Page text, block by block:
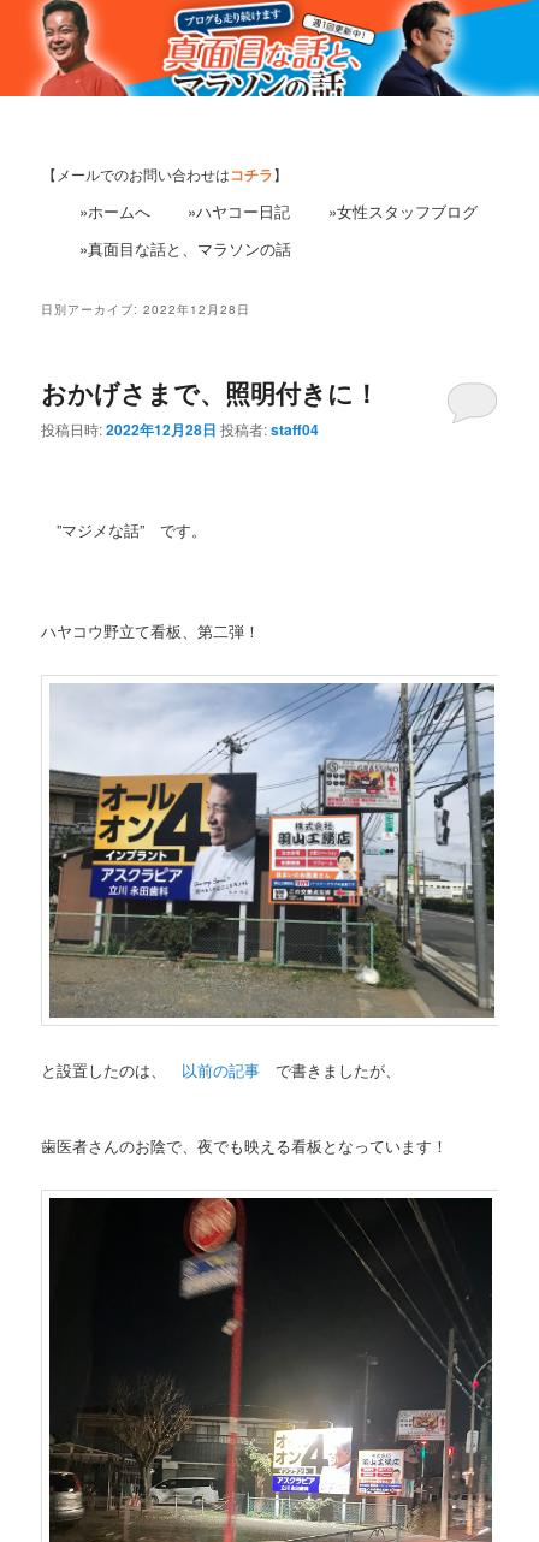
【メールでのお問い合わせはコチラ】
»ホームへ »ハヤコー日記
»女性スタッフブログ
»真面目な話と、マラソンの話
日別アーカイブ:2022年12月28日
おかげさまで、照明付きに！
投稿日時:2022年12月28日 投稿者:staff04
”マジメな話” です。
ハヤコウ野立て看板、第二弾！
と設置したのは、 以前の記事で書きましたが、
歯医者さんのお陰で、夜でも映える看板となっています！